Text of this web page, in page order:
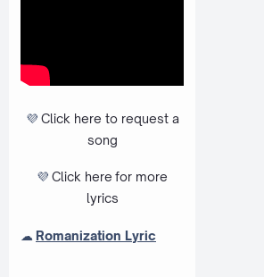
💜 Click here to request a
song
💜 Click here for more
lyrics
☁ Romanization Lyric